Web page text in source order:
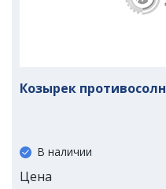
Козырек
В наличии
Цена